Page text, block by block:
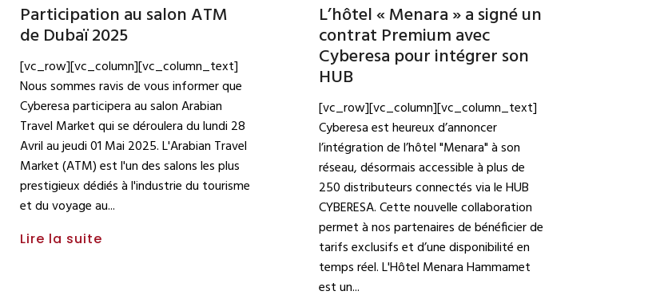
Participation au salon ATM
de Dubaï 2025
[vc_row][vc_column][vc_column_text]
Nous sommes ravis de vous informer que
Cyberesa participera au salon Arabian
Travel Market qui se déroulera du lundi 28
Avril au jeudi 01 Mai 2025. L'Arabian Travel
Market (ATM) est l'un des salons les plus
prestigieux dédiés à l'industrie du tourisme
et du voyage au
Lire la suite
L’hôtel « Menara » a signé un
contrat Premium avec
Cyberesa pour intégrer son
HUB
[vc_row][vc_column][vc_column_text]
Cyberesa est heureux d’annoncer
l’intégration de l’hôtel "Menara" à son
réseau, désormais accessible à plus de
250 distributeurs connectés via le HUB
CYBERESA. Cette nouvelle collaboration
permet à nos partenaires de bénéficier de
tarifs exclusifs et d’une disponibilité en
temps réel. L'Hôtel Menara Hammamet
est un